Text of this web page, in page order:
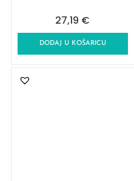
27,19 €
DODAJ U KOŠARICU